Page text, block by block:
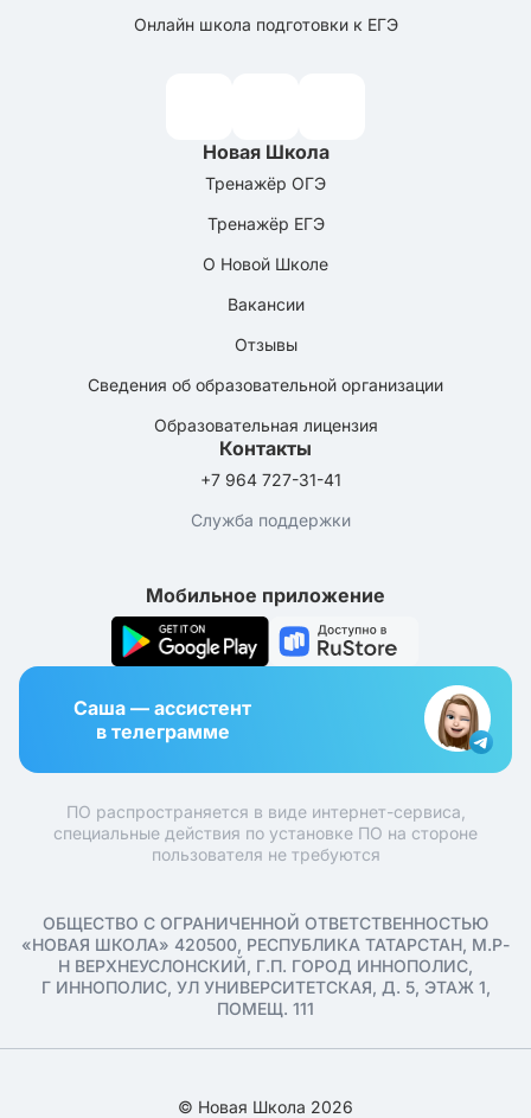
Онлайн школа подготовки к ЕГЭ
Новая Школа
Тренажёр ОГЭ
Тренажёр ЕГЭ
О Новой Школе
Вакансии
Отзывы
Сведения об образовательной организации
Образовательная лицензия
Контакты
+7 964 727-31-41
Служба поддержки
Мобильное приложение
Саша — ассистент
в телеграмме
ПО распространяется в виде интернет-сервиса,
специальные действия по установке ПО на стороне
пользователя не требуются
ОБЩЕСТВО С ОГРАНИЧЕННОЙ ОТВЕТСТВЕННОСТЬЮ
«НОВАЯ ШКОЛА» 420500, РЕСПУБЛИКА ТАТАРСТАН, М.Р-
Н ВЕРХНЕУСЛОНСКИЙ, Г.П. ГОРОД ИННОПОЛИС,
Г ИННОПОЛИС, УЛ УНИВЕРСИТЕТСКАЯ, Д. 5, ЭТАЖ 1,
ПОМЕЩ. 111
© Новая Школа 2026